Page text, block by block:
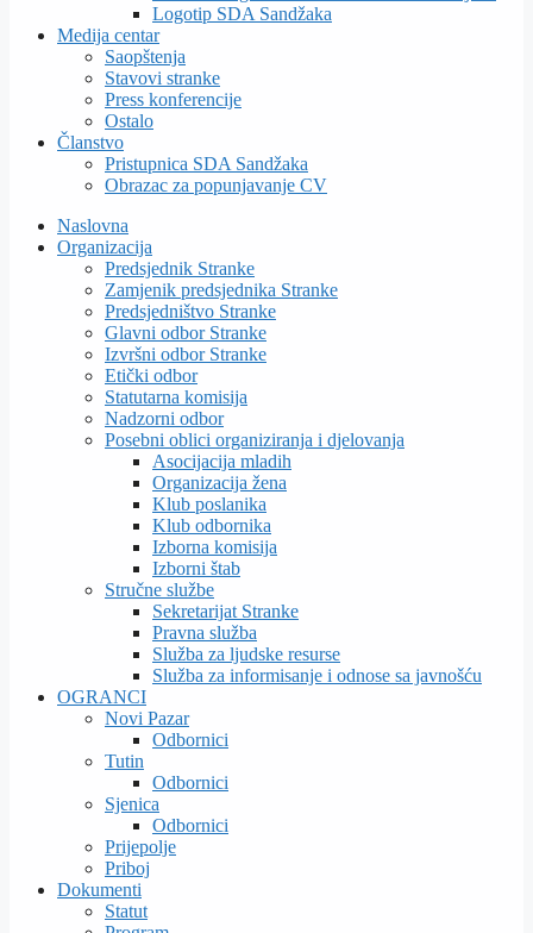
Logotip SDA Sandžaka
Medija centar
Saopštenja
Stavovi stranke
Press konferencije
Ostalo
Članstvo
Pristupnica SDA Sandžaka
Obrazac za popunjavanje CV
Naslovna
Organizacija
Predsjednik Stranke
Zamjenik predsjednika Stranke
Predsjedništvo Stranke
Glavni odbor Stranke
Izvršni odbor Stranke
Etički odbor
Statutarna komisija
Nadzorni odbor
Posebni oblici organiziranja i djelovanja
Asocijacija mladih
Organizacija žena
Klub poslanika
Klub odbornika
Izborna komisija
Izborni štab
Stručne službe
Sekretarijat Stranke
Pravna služba
Služba za ljudske resurse
Služba za informisanje i odnose sa javnošću
OGRANCI
Novi Pazar
Odbornici
Tutin
Odbornici
Sjenica
Odbornici
Prijepolje
Priboj
Dokumenti
Statut